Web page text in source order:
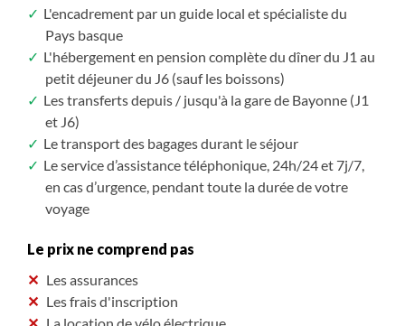
L'encadrement par un guide local et spécialiste du
Pays basque
L'hébergement en pension complète du dîner du J1 au
petit déjeuner du J6 (sauf les boissons)
Les transferts depuis / jusqu'à la gare de Bayonne (J1
et J6)
Le transport des bagages durant le séjour
Le service d’assistance téléphonique, 24h/24 et 7j/7,
en cas d’urgence, pendant toute la durée de votre
voyage
Le prix ne comprend pas
Les assurances
Les frais d'inscription
La location de vélo électrique